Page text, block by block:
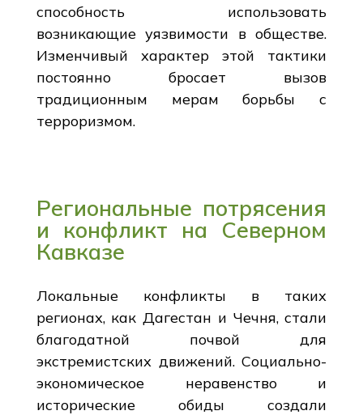
способность использовать
возникающие уязвимости в обществе.
Изменчивый характер этой тактики
постоянно бросает вызов
традиционным мерам борьбы с
терроризмом.
Региональные потрясения
и конфликт на Северном
Кавказе
Локальные конфликты в таких
регионах, как Дагестан и Чечня, стали
благодатной почвой для
экстремистских движений. Социально-
экономическое неравенство и
исторические обиды создали